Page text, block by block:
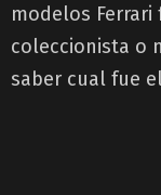
modelos Ferrari
coleccionista o
saber cual fue